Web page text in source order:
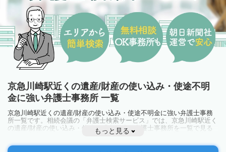
京急川崎駅近くの遺産/財産の使い込み・使途不明
金に強い弁護士事務所 一覧
京急川崎駅近くの遺産/財産の使い込み・使途不明金に強い弁護士事務
所一覧です。相続会議の「弁護士検索サービス」では、京急川崎駅近く
の遺産/財産の使い込み・使途不明金に強い弁護士事務所を一覧で見る
ことが出来ます。相続のトラブルやお悩みを抱えている方は一度近隣の
弁護士に相談してみましょう。
もっと見る